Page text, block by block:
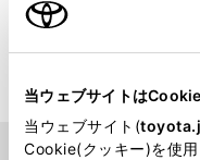
当ウェブサイトは
当ウェブサイト(
Cookie(クッキー)を使
スポーティか
ブリッド車専